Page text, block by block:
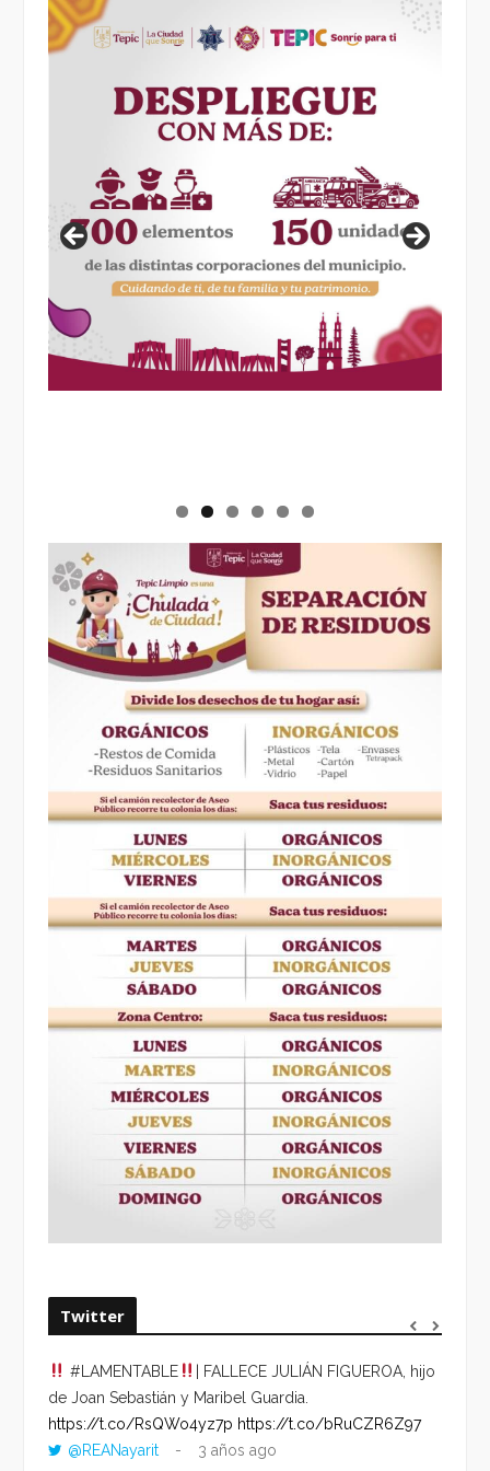
Twitter
#LAMENTABLE
| FALLECE JULIÁN FIGUEROA, hijo
de Joan Sebastián y Maribel Guardia.
https://t.co/RsQWo4yz7p https://t.co/bRuCZR6Z97
@REANayarit
3 años ago